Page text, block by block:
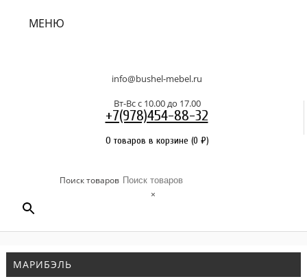
МЕНЮ
info@bushel-mebel.ru
Вт-Вс c 10.00 до 17.00
+7(978)454-88-32
0 товаров в корзине (0 ₽)
Поиск товаров
×
МАРИБЭЛЬ